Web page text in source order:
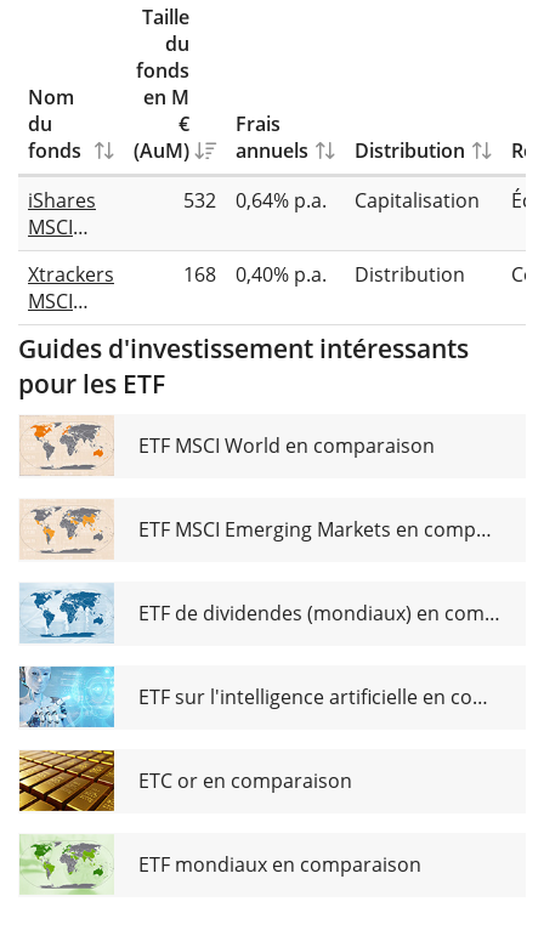
Nom
du
fonds
Taille
du
fonds
en M
€
(AuM)
Frais
annuels
Distribution
iShares
MSCI
Japan
USD
Hedged
UCITS
ETF (Acc)
532 0,64% p.a. Capitalisation
Xtrackers
MSCI
Japan
UCITS
ETF 2D
hedged
168 0,40% p.a. Distribution
Guides d'investissement intéressants
pour les ETF
ETF MSCI World en comparaison
ETF MSCI Emerging Markets en comparaison
ETF de dividendes (mondiaux) en comparaison
ETF sur l'intelligence artificielle en comparaison
ETC or en comparaison
ETF mondiaux en comparaison